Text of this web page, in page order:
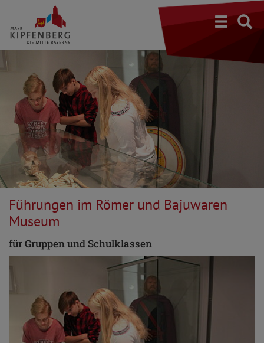
Führungen im Römer und Bajuwaren
Museum
für Gruppen und Schulklassen